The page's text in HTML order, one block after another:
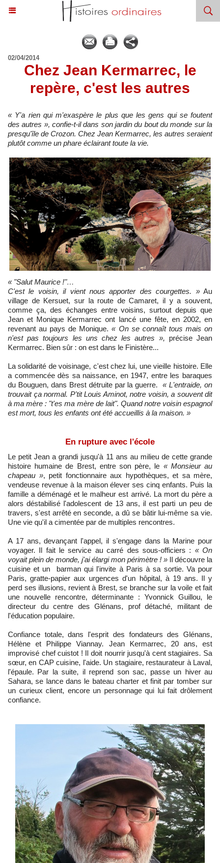
02/04/2014
Chez Jean Kermarrec, le
repère, c'est les autres
« Y'a rien qui m'exaspère le plus que les gens qui se foutent
des autres », confie-t-il dans son jardin du bout du monde sur la
presqu'île de Crozon. Chez Jean Kermarrec, les autres seraient
plutôt comme un phare éclairant toute la vie.
« "Salut Maurice !"…
C'est le voisin, il vient nous apporter des courgettes. »Au
village de Kersuet, sur la route de Camaret, il y a souvent,
comme ça, des échanges entre voisins, surtout depuis que
Jean et Monique Kermarrec ont lancé une fête, en 2002, en
revenant au pays de Monique.« On se connaît tous mais on
n'est pas toujours les uns chez les autres », précise Jean
Kermarrec. Bien sûr : on est dans le Finistère...
La solidarité de voisinage, c'est chez lui, une vieille histoire. Elle
a commencée dès sa naissance, en 1947, entre les baraques
du Bouguen, dans Brest détruite par la guerre.« L'entraide, on
trouvait ça normal. P'tit Louis Aminot, notre voisin, a souvent dit
à ma mère : "t'es ma mère de lait". Quand notre voisin espagnol
est mort, tous les enfants ont été accueillis à la maison. »
En rupture avec l'école
Le petit Jean a grandi jusqu'à 11 ans au milieu de cette grande
histoire humaine de Brest, entre son père, le « Monsieur au
chapeau », petit fonctionnaire aux hypothèques, et sa mère,
vendeuse revenue à la maison élever ses cinq enfants. Puis la
famille a déménagé et le malheur est arrivé. La mort du père a
alors déstabilisé l'adolescent de 13 ans, il est parti un peu de
travers, s'est arrêté en seconde, a dû se bâtir lui-même sa vie.
Une vie qu'il a cimentée par de multiples rencontres.
A 17 ans, devançant l'appel, il s'engage dans la Marine pour
voyager. Il fait le service au carré des sous-officiers : « On
voyait plein de monde, j'ai élargi mon périmètre ! » Il découvre la
cuisine et un barman qui l'invite à Paris à sa sortie. Va pour
Paris, gratte-papier aux urgences d'un hôpital, à 19 ans. Il y
perd ses illusions, revient à Brest, se branche sur la voile et fait
une nouvelle rencontre, déterminante : Yvonnick Guillou, le
directeur du centre des Glénans, prof détaché, militant de
l'éducation populaire.
Confiance totale, dans l'esprit des fondateurs des Glénans,
Hélène et Philippe Viannay. Jean Kermarrec, 20 ans, est
improvisé chef cuistot ! Il doit nourrir jusqu'à cent stagiaires. Sa
sœur, en CAP cuisine, l'aide. Un stagiaire, restaurateur à Laval,
l'épaule. Par la suite, il reprend son sac, passe un hiver au
Sahara, se lance dans le bateau charter et finit par tomber sur
un curieux client, encore un personnage qui lui fait drôlement
confiance.